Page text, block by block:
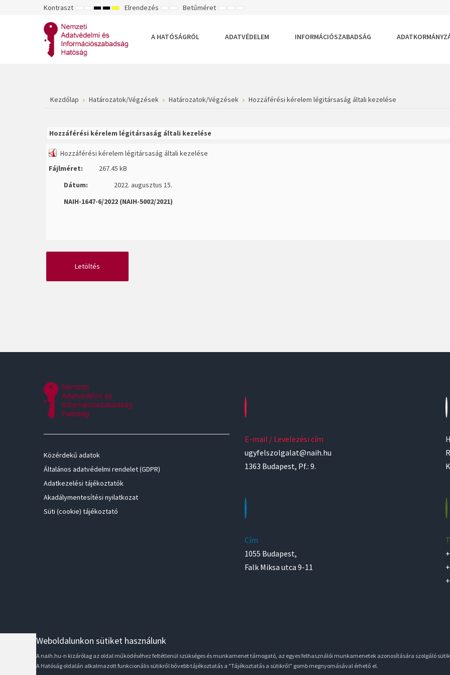
Kontraszt ALAPÉRTELMEZETT
ÉJSZAKAI
NAGY
FEHÉR
MÓD
NAGY
SÁRGA
MÓD
NAGY
MÓD
Elrendezés RÖGZÍTETT
SZÉLES
Betűméret KISEBB
ALAPÉRTELMEZETT
NAGYOBB
A HATÓSÁGRÓL
ADATVÉDELEM INFORMÁCIÓSZABADSÁG
Kezdőlap Határozatok/Végzések Határozatok/Végzések Hozzáférési kérelem légitársaság általi kezelése
Hozzáférési kérelem légitársaság általi kezelése
Hozzáférési kérelem légitársaság általi kezelése
Fájlméret:
267.45 kB
Dátum:
2022. augusztus 15.
NAIH-1647-6/2022 (NAIH-5002/2021)
Közérdekű adatok
Általános adatvédelmi rendelet (GDPR)
Adatkezelési tájékoztatók
Akadálymentesítési nyilatkozat
Süti (cookie) tájékoztató
E-mail / Levelezési cím
ugyfelszolgalat@naih.hu
1363 Budapest, Pf.: 9.
Cím
1055 Budapest,
Falk Miksa utca 9-11
Weboldalunkon sütiket használunk
A naih.hu-n kizárólag az oldal működéséhez feltétlenül szükséges és munkamenet támogató, az egyes felhasználói munkamenetek azonosítására szolgáló
A Hatóság oldalán alkalmazott funkcionális sütikről bővebb tájékoztatás a "Tájékoztatás a sütikről" gomb megnyomásával érhető el.